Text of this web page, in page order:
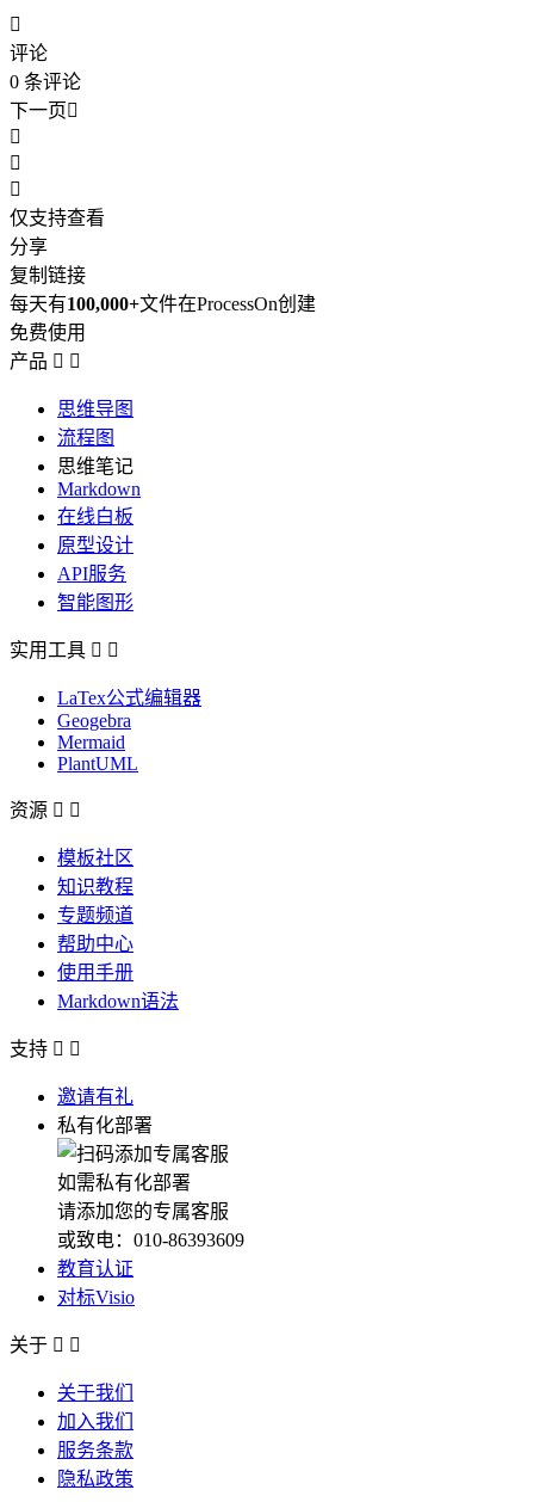

评论
0 条评论
下一页



仅支持查看
分享
复制链接
每天有100,000+文件在ProcessOn创建
免费使用
产品  
思维导图
流程图
思维笔记
Markdown
在线白板
原型设计
API服务
智能图形
实用工具  
LaTex公式编辑器
Geogebra
Mermaid
PlantUML
资源  
模板社区
知识教程
专题频道
帮助中心
使用手册
Markdown语法
支持  
邀请有礼
私有化部署
如需私有化部署
请添加您的专属客服
或致电：010-86393609
教育认证
对标Visio
关于  
关于我们
加入我们
服务条款
隐私政策